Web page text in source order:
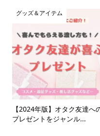
グッズ＆アイテム
【2024年版】オタク友達へ
プレゼントをジャンル...